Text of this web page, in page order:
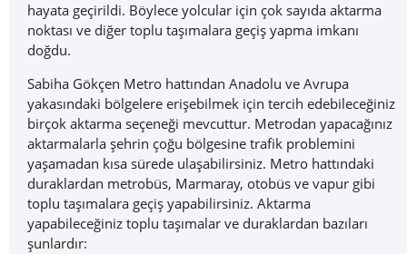
hayata geçirildi. Böylece yolcular için çok sayıda aktarma
noktası ve diğer toplu taşımalara geçiş yapma imkanı
doğdu.
Sabiha Gökçen Metro hattından Anadolu ve Avrupa
yakasındaki bölgelere erişebilmek için tercih edebileceğiniz
birçok aktarma seçeneği mevcuttur. Metrodan yapacağınız
aktarmalarla şehrin çoğu bölgesine trafik problemini
yaşamadan kısa sürede ulaşabilirsiniz. Metro hattındaki
duraklardan metrobüs, Marmaray, otobüs ve vapur gibi
toplu taşımalara geçiş yapabilirsiniz. Aktarma
yapabileceğiniz toplu taşımalar ve duraklardan bazıları
şunlardır: